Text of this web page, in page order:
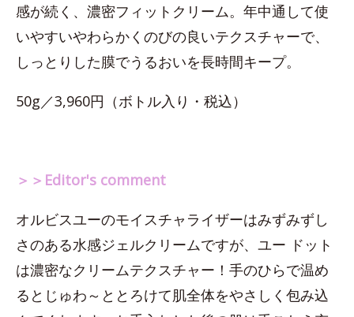
感が続く、濃密フィットクリーム。年中通して使
いやすいやわらかくのびの良いテクスチャーで、
しっとりした膜でうるおいを長時間キープ。
50g／3,960円（ボトル入り・税込）
＞＞Editor's comment
オルビスユーのモイスチャライザーはみずみずし
さのある水感ジェルクリームですが、ユー ドット
は濃密なクリームテクスチャー！手のひらで温め
るとじゅわ～ととろけて肌全体をやさしく包み込